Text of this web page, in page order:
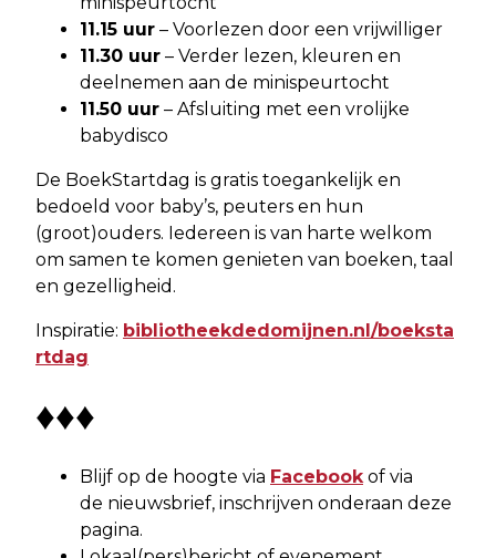
11.15 uur – Voorlezen door een vrijwilliger
11.30 uur – Verder lezen, kleuren en
deelnemen aan de minispeurtocht
11.50 uur – Afsluiting met een vrolijke
babydisco
De BoekStartdag is gratis toegankelijk en
bedoeld voor baby’s, peuters en hun
(groot)ouders. Iedereen is van harte welkom
om samen te komen genieten van boeken, taal
en gezelligheid.
Inspiratie: bibliotheekdedomijnen.nl/boeksta
rtdag
♦♦♦
Blijf op de hoogte via Facebookof via
de nieuwsbrief, inschrijven onderaan deze
pagina.